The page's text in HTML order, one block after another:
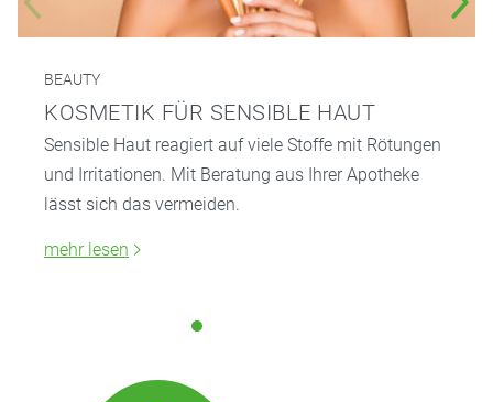
BEAUTY
KOSMETIK FÜR SENSIBLE HAUT
Sensible Haut reagiert auf viele Stoffe mit Rötungen
und Irritationen. Mit Beratung aus Ihrer Apotheke
lässt sich das vermeiden.
mehr lesen